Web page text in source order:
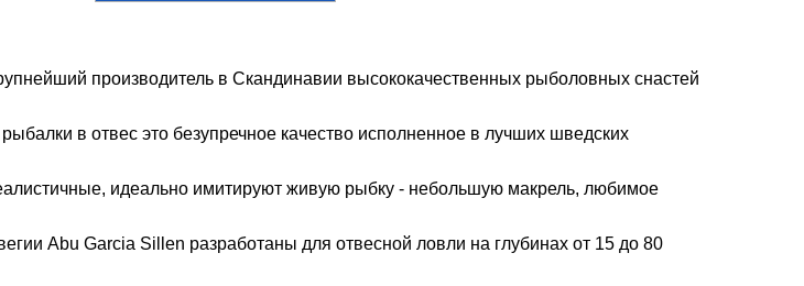
производитель в Скандинавии высококачественных рыболовных снастей
в отвес это безупречное качество исполненное в лучших шведских
идеально имитируют живую рыбку - небольшую макрель, любимое
Abu Garcia Sillen разработаны для отвесной ловли на глубинах от 15 до 80